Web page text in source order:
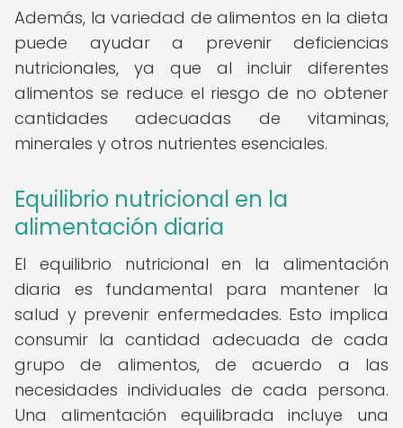
Además, la variedad de alimentos en la dieta
puede ayudar a prevenir deficiencias
nutricionales, ya que al incluir diferentes
alimentos se reduce el riesgo de no obtener
cantidades adecuadas de vitaminas,
minerales y otros nutrientes esenciales.
Equilibrio nutricional en la
alimentación diaria
El equilibrio nutricional en la alimentación
diaria es fundamental para mantener la
salud y prevenir enfermedades. Esto implica
consumir la cantidad adecuada de cada
grupo de alimentos, de acuerdo a las
necesidades individuales de cada persona.
Una alimentación equilibrada incluye una